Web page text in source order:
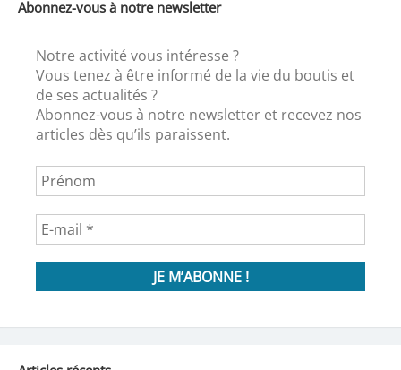
Abonnez-vous à notre newsletter
Notre activité vous intéresse ?
Vous tenez à être informé de la vie du boutis et
de ses actualités ?
Abonnez-vous à notre newsletter et recevez nos
articles dès qu’ils paraissent.